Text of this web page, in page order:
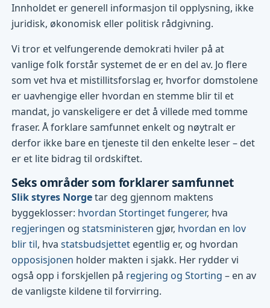
Innholdet er generell informasjon til opplysning, ikke
juridisk, økonomisk eller politisk rådgivning.
Vi tror et velfungerende demokrati hviler på at
vanlige folk forstår systemet de er en del av. Jo flere
som vet hva et mistillitsforslag er, hvorfor domstolene
er uavhengige eller hvordan en stemme blir til et
mandat, jo vanskeligere er det å villede med tomme
fraser. Å forklare samfunnet enkelt og nøytralt er
derfor ikke bare en tjeneste til den enkelte leser – det
er et lite bidrag til ordskiftet.
Seks områder som forklarer samfunnet
Slik styres Norgetar deg gjennom maktens
byggeklosser: hvordan Stortinget fungerer, hva
regjeringen ogstatsministeren gjør, hvordan en lov
blir til, hvastatsbudsjettet egentlig er, og hvordan
opposisjonen holder makten i sjakk. Her rydder vi
også opp i forskjellen på regjering og Storting – en av
de vanligste kildene til forvirring.